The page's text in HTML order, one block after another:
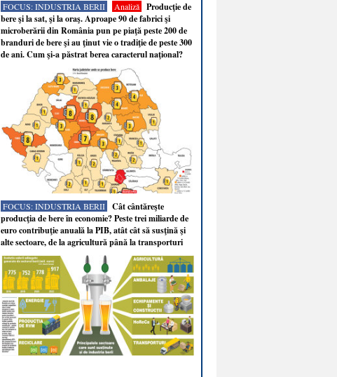
FOCUS: INDUSTRIA BERII Analiză
Producţie de
bere şi la sat, şi la oraş. Aproape 90 de fabrici şi
microberării din România pun pe piaţă peste 200 de
branduri de bere şi au ţinut vie o tradiţie de peste 300
de ani. Cum şi-a păstrat berea caracterul naţional?
FOCUS: INDUSTRIA BERII
Cât cântăreşte
producţia de bere în economie? Peste trei miliarde de
euro contribuţie anuală la PIB, atât cât să susţină şi
alte sectoare, de la agricultură până la transporturi